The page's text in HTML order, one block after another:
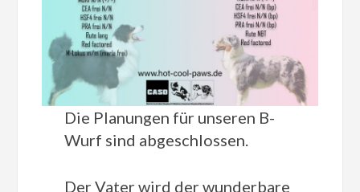
Die Planungen für unseren B-
Wurf sind abgeschlossen.
Der Vater wird der wunderbare